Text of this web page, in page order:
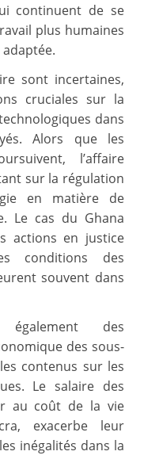
continuent de se
plus humaines
sont incertaines,
cruciales sur la
dans
Alors que les
l’affaire
sur la régulation
en matière de
Le cas du Ghana
actions en justice
conditions des
souvent dans
des
des sous-
contenus sur les
Le salaire des
au coût de la vie
exacerbe leur
inégalités dans la